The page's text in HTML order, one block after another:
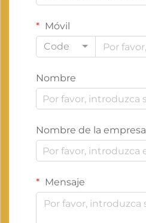
Móvil
Code
Nombre
Nombre de la empresa
Mensaje